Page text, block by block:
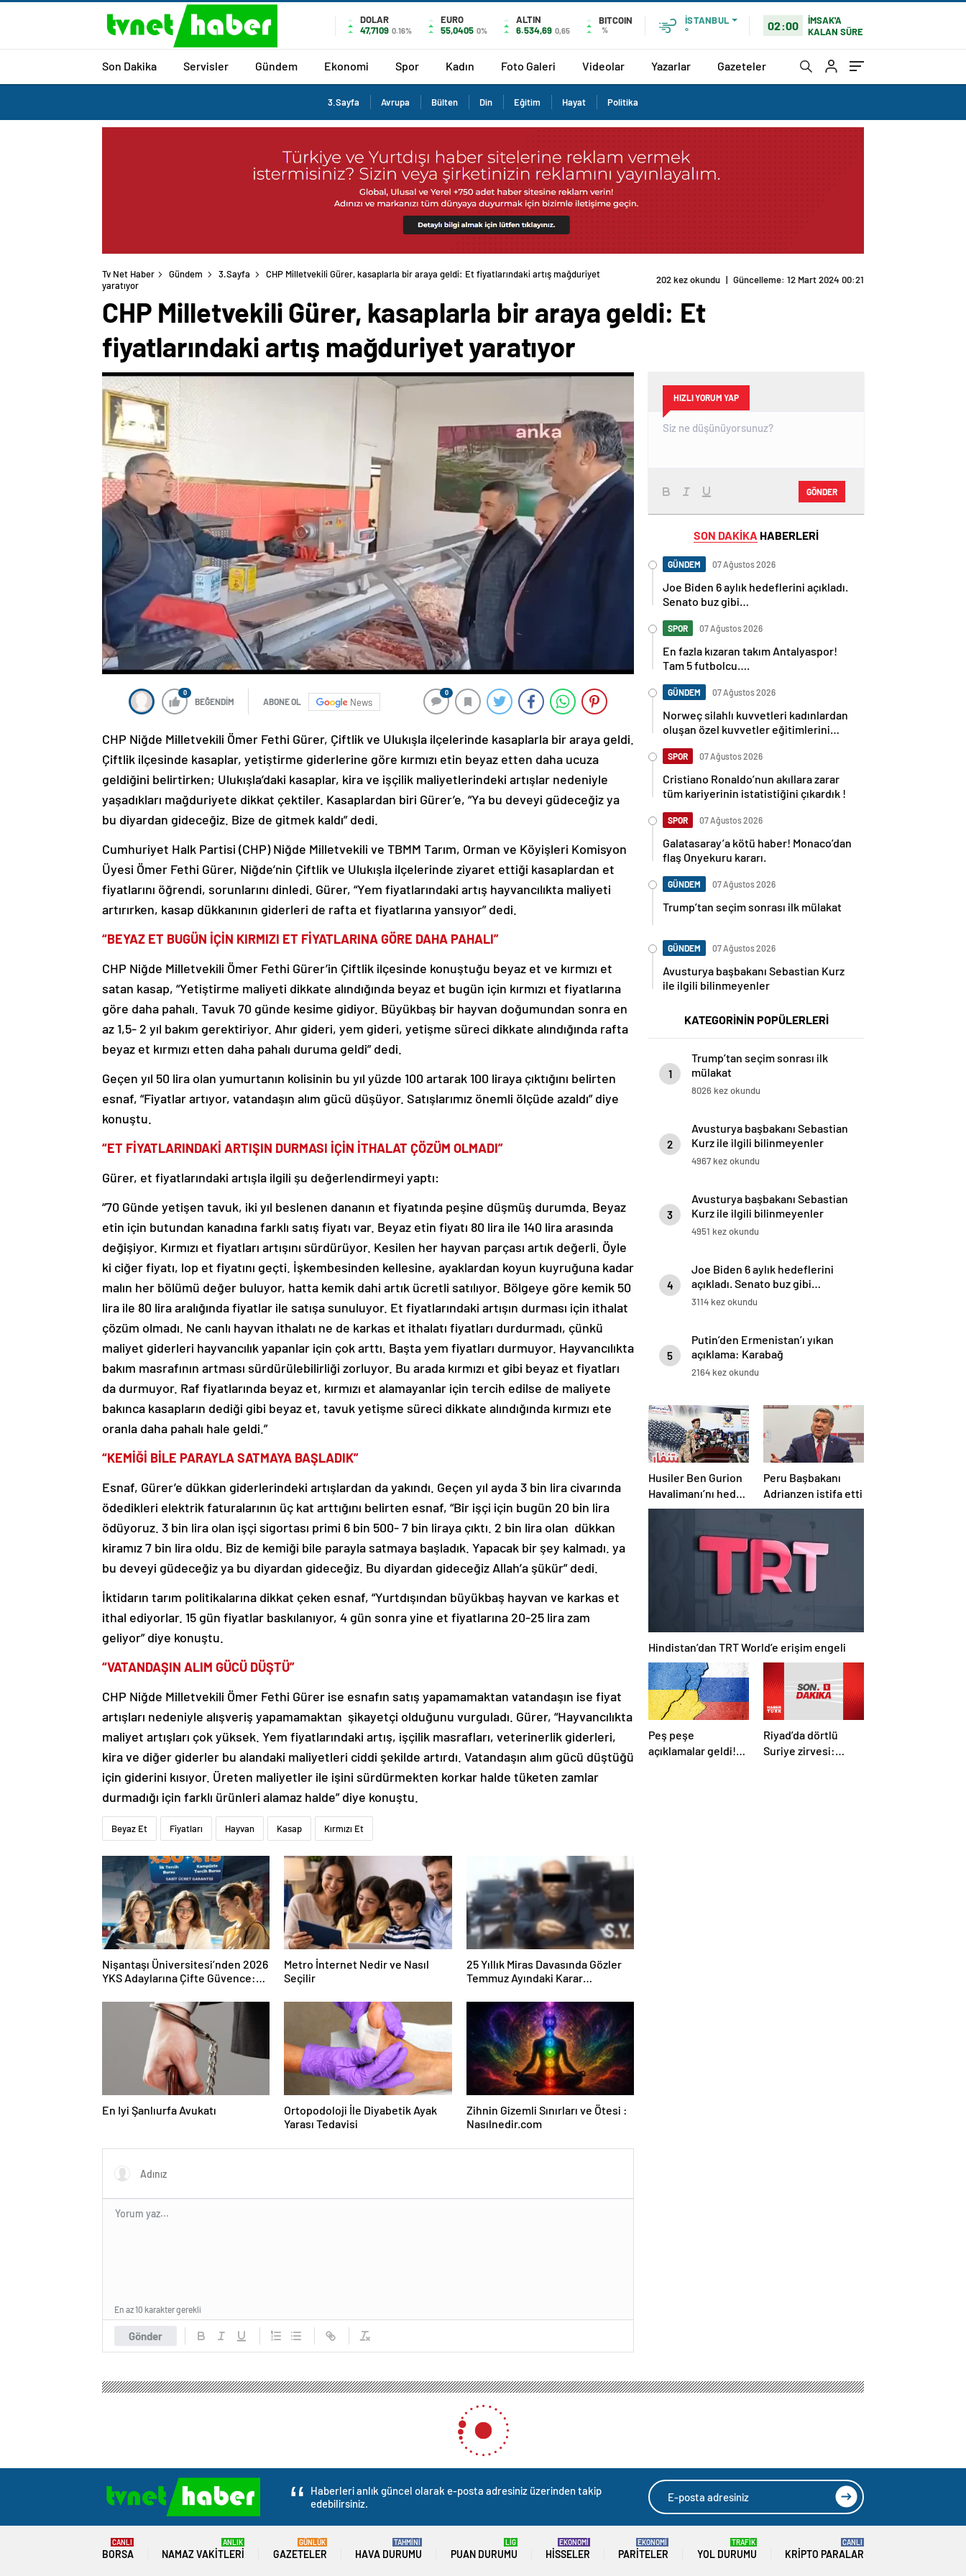
DOLAR
47,7109 0.16%
EURO
55,0405 0%
ALTIN
6.534,69 0,65
BITCOIN
%
İSTANBUL
°
02:00
İMSAK'A
KALAN SÜRE
Son Dakika Servisler Gündem Ekonomi Spor Kadın Foto Galeri Videolar Yazarlar Gazeteler
3.Sayfa Avrupa Bülten Din Eğitim Hayat Politika
Tv Net Haber Gündem 3.Sayfa
CHP Milletvekili Gürer, kasaplarla bir araya geldi: Et fiyatlarındaki artış mağduriyet
yaratıyor
202 kez okundu | Güncelleme: 12 Mart 2024 00:21
CHP Milletvekili Gürer, kasaplarla bir araya geldi: Et
fiyatlarındaki artış mağduriyet yaratıyor
0
BEĞENDİM ABONE OL News
0
CHP Niğde Milletvekili Ömer Fethi Gürer, Çiftlik ve Ulukışla ilçelerinde kasaplarla bir araya geldi.
Çiftlik ilçesinde kasaplar, yetiştirme giderlerine göre kırmızı etin beyaz etten daha ucuza
geldiğini belirtirken; Ulukışla’daki kasaplar, kira ve işçilik maliyetlerindeki artışlar nedeniyle
yaşadıkları mağduriyete dikkat çektiler. Kasaplardan biri Gürer’e, “Ya bu deveyi güdeceğiz ya
bu diyardan gideceğiz. Bize de gitmek kaldı” dedi.
Cumhuriyet Halk Partisi (CHP) Niğde Milletvekili ve TBMM Tarım, Orman ve Köyişleri Komisyon
Üyesi Ömer Fethi Gürer, Niğde’nin Çiftlik ve Ulukışla ilçelerinde ziyaret ettiği kasaplardan et
fiyatlarını öğrendi, sorunlarını dinledi. Gürer, “Yem fiyatlarındaki artış hayvancılıkta maliyeti
artırırken, kasap dükkanının giderleri de rafta et fiyatlarına yansıyor” dedi.
“BEYAZ ET BUGÜN İÇİN KIRMIZI ET FİYATLARINA GÖRE DAHA PAHALI”
CHP Niğde Milletvekili Ömer Fethi Gürer’in Çiftlik ilçesinde konuştuğu beyaz et ve kırmızı et
satan kasap, “Yetiştirme maliyeti dikkate alındığında beyaz et bugün için kırmızı et fiyatlarına
göre daha pahalı. Tavuk 70 günde kesime gidiyor. Büyükbaş bir hayvan doğumundan sonra en
az 1,5- 2 yıl bakım gerektiriyor. Ahır gideri, yem gideri, yetişme süreci dikkate alındığında rafta
beyaz et kırmızı etten daha pahalı duruma geldi” dedi.
Geçen yıl 50 lira olan yumurtanın kolisinin bu yıl yüzde 100 artarak 100 liraya çıktığını belirten
esnaf, “Fiyatlar artıyor, vatandaşın alım gücü düşüyor. Satışlarımız önemli ölçüde azaldı” diye
konuştu.
“ET FİYATLARINDAKİ ARTIŞIN DURMASI İÇİN İTHALAT ÇÖZÜM OLMADI”
Gürer, et fiyatlarındaki artışla ilgili şu değerlendirmeyi yaptı:
“70 Günde yetişen tavuk, iki yıl beslenen dananın et fiyatında peşine düşmüş durumda. Beyaz
etin için butundan kanadına farklı satış fiyatı var. Beyaz etin fiyatı 80 lira ile 140 lira arasında
değişiyor. Kırmızı et fiyatları artışını sürdürüyor. Kesilen her hayvan parçası artık değerli. Öyle
ki ciğer fiyatı, lop et fiyatını geçti. İşkembesinden kellesine, ayaklardan koyun kuyruğuna kadar
malın her bölümü değer buluyor, hatta kemik dahi artık ücretli satılıyor. Bölgeye göre kemik 50
lira ile 80 lira aralığında fiyatlar ile satışa sunuluyor. Et fiyatlarındaki artışın durması için ithalat
çözüm olmadı. Ne canlı hayvan ithalatı ne de karkas et ithalatı fiyatları durdurmadı, çünkü
maliyet giderleri hayvancılık yapanlar için çok arttı. Başta yem fiyatları durmuyor. Hayvancılıkta
bakım masrafının artması sürdürülebilirliği zorluyor. Bu arada kırmızı et gibi beyaz et fiyatları
da durmuyor. Raf fiyatlarında beyaz et, kırmızı et alamayanlar için tercih edilse de maliyete
bakınca kasapların dediği gibi beyaz et, tavuk yetişme süreci dikkate alındığında kırmızı ete
oranla daha pahalı hale geldi.”
“KEMİĞİ BİLE PARAYLA SATMAYA BAŞLADIK”
Esnaf, Gürer’e dükkan giderlerindeki artışlardan da yakındı. Geçen yıl ayda 3 bin lira civarında
ödedikleri elektrik faturalarının üç kat arttığını belirten esnaf, “Bir işçi için bugün 20 bin lira
ödüyoruz. 3 bin lira olan işçi sigortası primi 6 bin 500- 7 bin liraya çıktı. 2 bin lira olan dükkan
kiramız 7 bin lira oldu. Biz de kemiği bile parayla satmaya başladık. Yapacak bir şey kalmadı. ya
bu deveyi güdeceğiz ya bu diyardan gideceğiz. Bu diyardan gideceğiz Allah’a şükür” dedi.
İktidarın tarım politikalarına dikkat çeken esnaf, “Yurtdışından büyükbaş hayvan ve karkas et
ithal ediyorlar. 15 gün fiyatlar baskılanıyor, 4 gün sonra yine et fiyatlarına 20-25 lira zam
geliyor” diye konuştu.
“VATANDAŞIN ALIM GÜCÜ DÜŞTÜ”
CHP Niğde Milletvekili Ömer Fethi Gürer ise esnafın satış yapamamaktan vatandaşın ise fiyat
artışları nedeniyle alışveriş yapamamaktan şikayetçi olduğunu vurguladı. Gürer, “Hayvancılıkta
maliyet artışları çok yüksek. Yem fiyatlarındaki artış, işçilik masrafları, veterinerlik giderleri,
kira ve diğer giderler bu alandaki maliyetleri ciddi şekilde artırdı. Vatandaşın alım gücü düştüğü
için giderini kısıyor. Üreten maliyetler ile işini sürdürmekten korkar halde tüketen zamlar
durmadığı için farklı ürünleri alamaz halde” diye konuştu.
Beyaz Et Fiyatları Hayvan Kasap Kırmızı Et
Nişantaşı Üniversitesi’nden 2026
YKS Adaylarına Çifte Güvence:
Metro İnternet Nedir ve Nasıl
Seçilir
25 Yıllık Miras Davasında Gözler
Temmuz Ayındaki Karar
En Iyi Şanlıurfa Avukatı
Ortopodoloji İle Diyabetik Ayak
Yarası Tedavisi
Zihnin Gizemli Sınırları ve Ötesi :
Nasılnedir.com
Gönder
En az 10 karakter gerekli
HIZLI YORUM YAP
GÖNDER
SON DAKİKA HABERLERİ
GÜNDEM 07 Ağustos 2026
Joe Biden 6 aylık hedeflerini açıkladı.
Senato buz gibi…
SPOR 07 Ağustos 2026
En fazla kızaran takım Antalyaspor!
Tam 5 futbolcu….
GÜNDEM 07 Ağustos 2026
Norweç silahlı kuvvetleri kadınlardan
oluşan özel kuvvetler eğitimlerini
SPOR 07 Ağustos 2026
Cristiano Ronaldo’nun akıllara zarar
tüm kariyerinin istatistiğini çıkardık !
SPOR 07 Ağustos 2026
Galatasaray’a kötü haber! Monaco’dan
flaş Onyekuru kararı.
GÜNDEM 07 Ağustos 2026
Trump’tan seçim sonrası ilk mülakat
GÜNDEM 07 Ağustos 2026
Avusturya başbakanı Sebastian Kurz
ile ilgili bilinmeyenler
KATEGORİNİN POPÜLERLERİ
1
Trump’tan seçim sonrası ilk
mülakat
8026 kez okundu
2
Avusturya başbakanı Sebastian
Kurz ile ilgili bilinmeyenler
4967 kez okundu
3
Avusturya başbakanı Sebastian
Kurz ile ilgili bilinmeyenler
4951 kez okundu
4
Joe Biden 6 aylık hedeflerini
açıkladı. Senato buz gibi…
3114 kez okundu
5
Putin’den Ermenistan’ı yıkan
açıklama: Karabağ
Azerbaycan’ın ayrılmaz bir
2164 kez okundu
Husiler Ben Gurion
Havalimanı’nı hedef
aldı
Peru Başbakanı
Adrianzen istifa etti
Hindistan’dan TRT World’e erişim engeli
Peş peşe
açıklamalar geldi!
Riyad’da dörtlü
Suriye zirvesi:
Haberleri anlık güncel olarak e-posta adresiniz üzerinden takip
edebilirsiniz.
BORSA
CANLI
NAMAZ VAKITLERI
ANLIK
GAZETELER
GÜNLÜK
HAVA DURUMU
TAHMİNİ
PUAN DURUMU
LİG
HISSELER
EKONOMİ
PARITELER
EKONOMİ
YOL DURUMU
TRAFİK
KRIPTO PARALAR
CANLI